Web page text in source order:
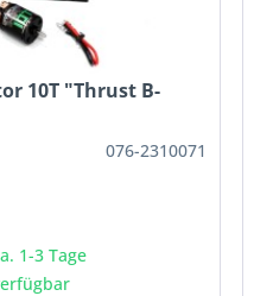
10T "Thrust B-
076-2310071
1-3 Tage